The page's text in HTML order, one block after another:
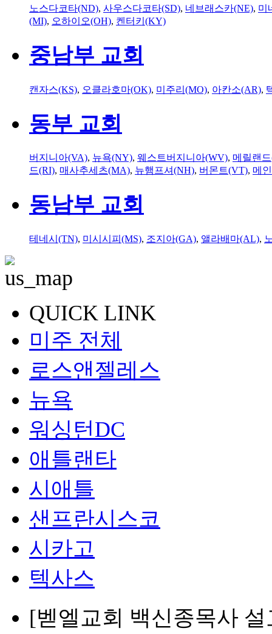
노스다코타(ND), 사우스다코타(SD), 네브래스카(NE), 미
(MI), 오하이오(OH), 켄터키(KY)
중남부 교회
캔자스(KS), 오클라호마(OK), 미주리(MO), 아칸소(AR),
동부 교회
버지니아(VA), 뉴욕(NY), 웨스트버지니아(WV), 메릴랜
드(RI), 매사추세츠(MA), 뉴햄프셔(NH), 버몬트(VT), 메
동남부 교회
테네시(TN), 미시시피(MS), 조지아(GA), 앨라배마(AL),
QUICK LINK
미주 전체
로스앤젤레스
뉴욕
워싱턴DC
애틀랜타
시애틀
샌프란시스코
시카고
텍사스
[벧엘교회 백신종목사